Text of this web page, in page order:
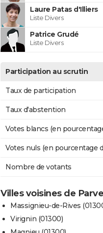
Laure Patas d'Illiers
Liste Divers
Patrice Grudé
Liste Divers
Participation au scrutin
Taux de participation
Taux d'abstention
Votes blancs (en
Votes nuls (en pourcentage
Nombre de votants
Villes voisines de
Massignieu-de-Rives
Virignin (01300)